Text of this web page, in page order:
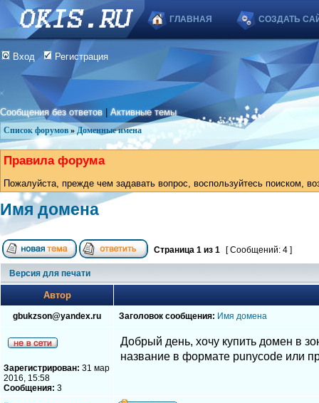
ГЛАВНАЯ СОЗДАТЬ
Вход Регистрация
Сообщения без ответов |Активные темы
Список форумов » Доменные имена
Правила форума
Пожалуйста, прежде чем задавать вопрос, воспользуйтесь поиском,
Имя домена
Страница 1 из 1 [ Сообщений: 4 ]
Версия для печати
Автор
gbukzson@yandex.ru Заголовок сообщения: Имя домена
Зарегистрирован: 31 мар
2016, 15:58
Сообщения: 3
Добрый день, хочу купить домен в
название в формате punycode или